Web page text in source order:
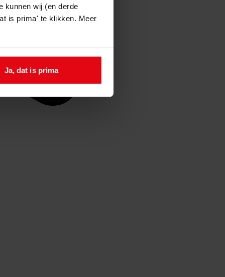
kunnen wij (en derde
is prima' te klikken. Meer
Ja, dat is prima